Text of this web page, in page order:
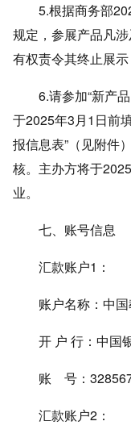
5.根据商务部
规定，参展产品凡
有权责令其终止展示
6.请参加“新产品
于2025年3月1日前
报信息表”（见附件
核。主办方将于
业。
七、账号信息
汇款账户1：
账户名称：中国
开 户 行：中国
账 号：
汇款账户2：